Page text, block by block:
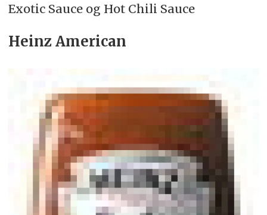
Exotic Sauce og Hot Chili Sauce
Heinz American